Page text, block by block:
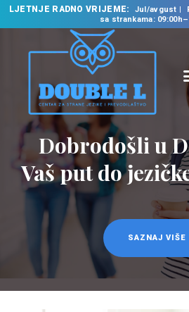
LJETNJE RADNO VRIJEME: Jul/avgust
sa strankama:
NASLOVNA
O NAMA
NAŠE USLUGE
ŠKOLA STRANIH
JEZIKA
PREVODILAČKI
KURSEVI
NOVOSTI
KONTAKT
Dobrodošli u
Vaš put do
SAZNAJ VIŠE
na 35
SAZNAJ VIŠE